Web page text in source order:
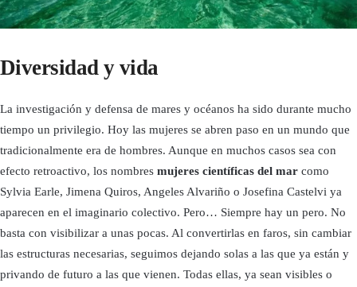
Diversidad y vida
La investigación y defensa de mares y océanos ha sido durante mucho
tiempo un privilegio. Hoy las mujeres se abren paso en un mundo que
tradicionalmente era de hombres. Aunque en muchos casos sea con
efecto retroactivo, los nombres mujeres científicas del mar como
Sylvia Earle, Jimena Quiros, Angeles Alvariño o Josefina Castelvi ya
aparecen en el imaginario colectivo. Pero… Siempre hay un pero. No
basta con visibilizar a unas pocas. Al convertirlas en faros, sin cambiar
las estructuras necesarias, seguimos dejando solas a las que ya están y
privando de futuro a las que vienen. Todas ellas, ya sean visibles o